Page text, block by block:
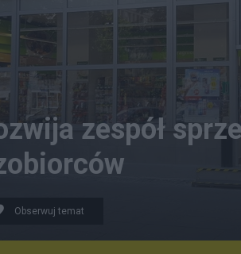
zespół
Obserwuj temat